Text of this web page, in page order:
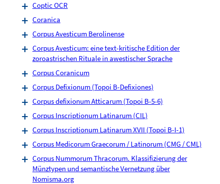
Coptic OCR
Coranica
Corpus Avesticum Berolinense
Corpus Avesticum: eine text-kritische Edition der
zoroastrischen Rituale in awestischer Sprache
Corpus Coranicum
Corpus Defixionum (Topoi B-Defixiones)
Corpus defixionum Atticarum (Topoi B-5-6)
Corpus Inscriptionum Latinarum (CIL)
Corpus Inscriptionum Latinarum XVII (Topoi B-I-1)
Corpus Medicorum Graecorum / Latinorum (CMG / CML)
Corpus Nummorum Thracorum. Klassifizierung der
Münztypen und semantische Vernetzung über
Nomisma.org